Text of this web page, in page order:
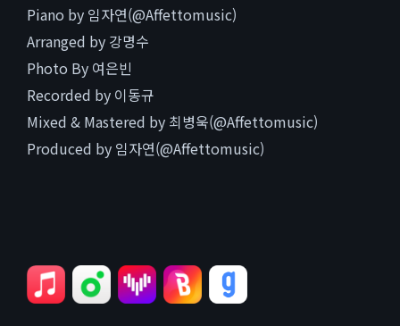
Piano by 임자연(@Affettomusic)
Arranged by 강명수
Photo By 여은빈
Recorded by 이동규
Mixed & Mastered by 최병욱(@Affettomusic)
Produced by 임자연(@Affettomusic)